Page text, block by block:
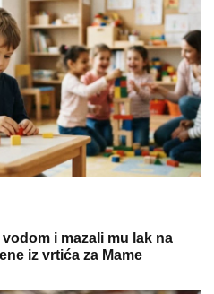
i mazali mu lak na
iz vrtića za Mame